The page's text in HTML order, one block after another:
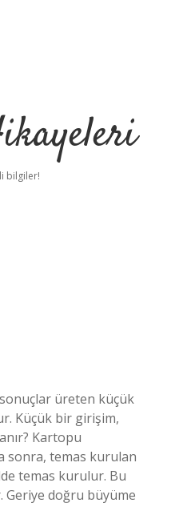
bilgiler!
üreten küçük
Küçük bir girişim,
Kartopu
sonra, temas kurulan
temas kurulur. Bu
doğru büyüme